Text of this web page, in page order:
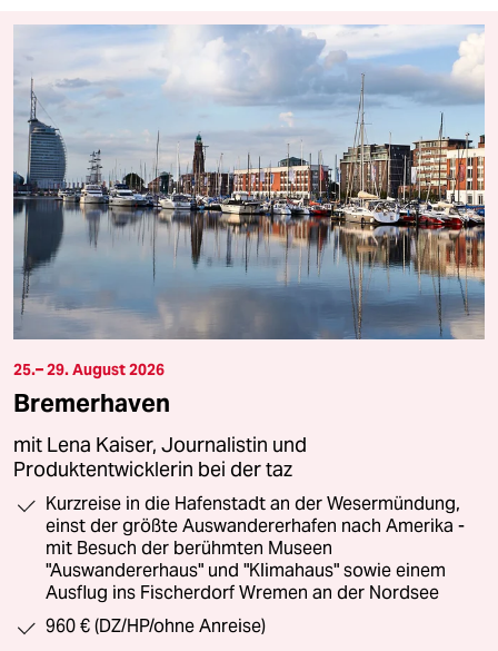
25.– 29. August 2026
Bremerhaven
mit Lena Kaiser, Journalistin und
Produktentwicklerin bei der taz
Kurzreise in die Hafenstadt an der Wesermündung,
einst der größte Auswandererhafen nach Amerika -
mit Besuch der berühmten Museen
"Auswandererhaus" und "Klimahaus" sowie einem
Ausflug ins Fischerdorf Wremen an der Nordsee
960 € (DZ/HP/ohne Anreise)